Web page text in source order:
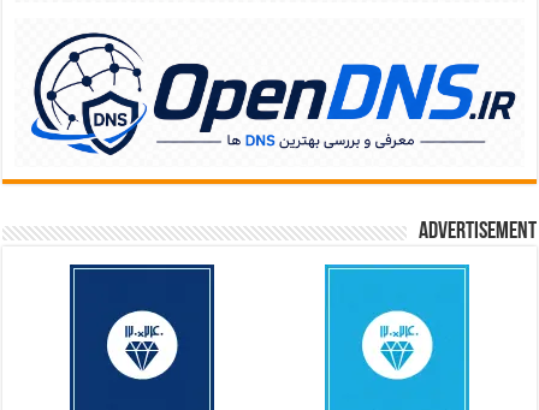
Advertisement